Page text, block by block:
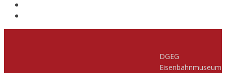
DGEG
Eisenbahnmuseum